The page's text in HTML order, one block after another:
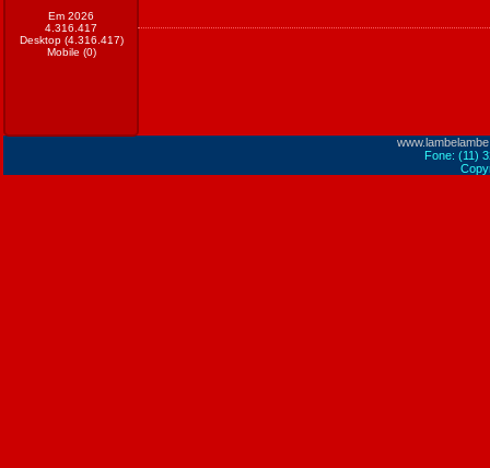
Em 2026
4.316.417
Desktop (4.316.417)
Mobile (0)
Fone: (11)